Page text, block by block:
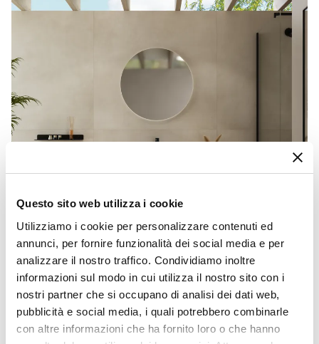
Questo sito web utilizza i cookie
Utilizziamo i cookie per personalizzare contenuti ed
annunci, per fornire funzionalità dei social media e per
analizzare il nostro traffico. Condividiamo inoltre
informazioni sul modo in cui utilizza il nostro sito con i
nostri partner che si occupano di analisi dei dati web,
pubblicità e social media, i quali potrebbero combinarle
con altre informazioni che ha fornito loro o che hanno
CODICE:PLM-15R
Mensolone bagno 3,8 h sospeso 150 cm in legno rovere
gold - Plain